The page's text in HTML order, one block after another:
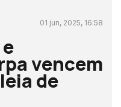
01 jun, 2025, 16:58
vencem
de